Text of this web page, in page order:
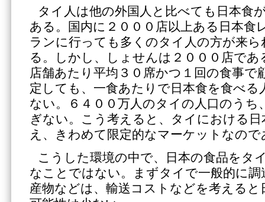
タイ人は他の外国人と比べても日本食
ある。国内に２０００店以上ある日本食
ランに行っても多くのタイ人の方が来ら
る。しかし、しょせんは２０００店であ
店舗あたり平均３０席かつ１回の食事で
定しても、一食あたりで日本食を食べる
ない。６４００万人のタイの人口のうち
ぎない。こう考えると、タイにおける
え、きわめて限定的なマーケットなので
こうした環境の中で、日本の食品をタ
なことではない。まずタイで一般的に
産物などは、輸送コストなどを考えると